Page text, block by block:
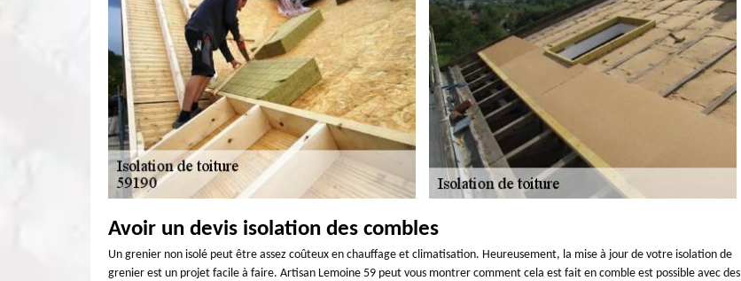
Avoir un devis isolation des combles
Un grenier non isolé peut être assez coûteux en chauffage et climatisation. Heureusement, la mise à jour de votre isolation de
grenier est un projet facile à faire. Artisan Lemoine 59 peut vous montrer comment cela est fait en comble est possible avec des